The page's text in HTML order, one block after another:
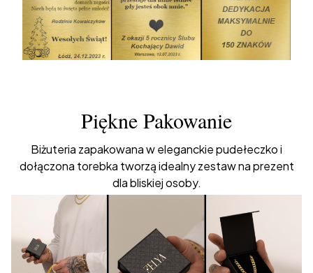
Piękne Pakowanie
Biżuteria zapakowana w eleganckie pudełeczko i
dołączona torebka tworzą idealny zestaw na prezent
dla bliskiej osoby.